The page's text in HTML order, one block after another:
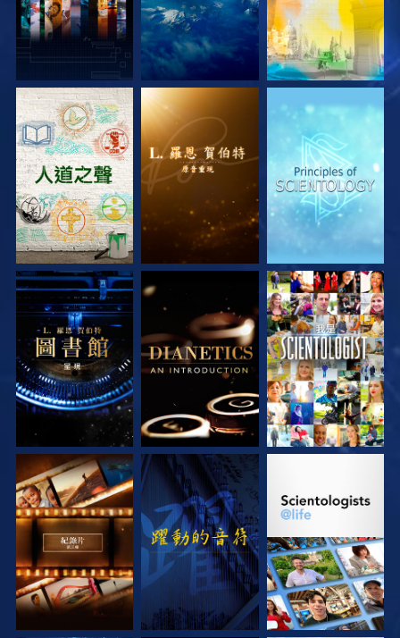
探索系列節目 探索系列節目 探索系列節目
探索系列節目 探索系列節目 觀看
探索系列節目 觀看 探索系列節目